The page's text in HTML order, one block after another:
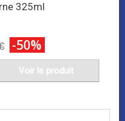
325ml
-50%
Voir le produit